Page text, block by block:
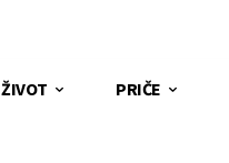
ŽIVOT PRIČE